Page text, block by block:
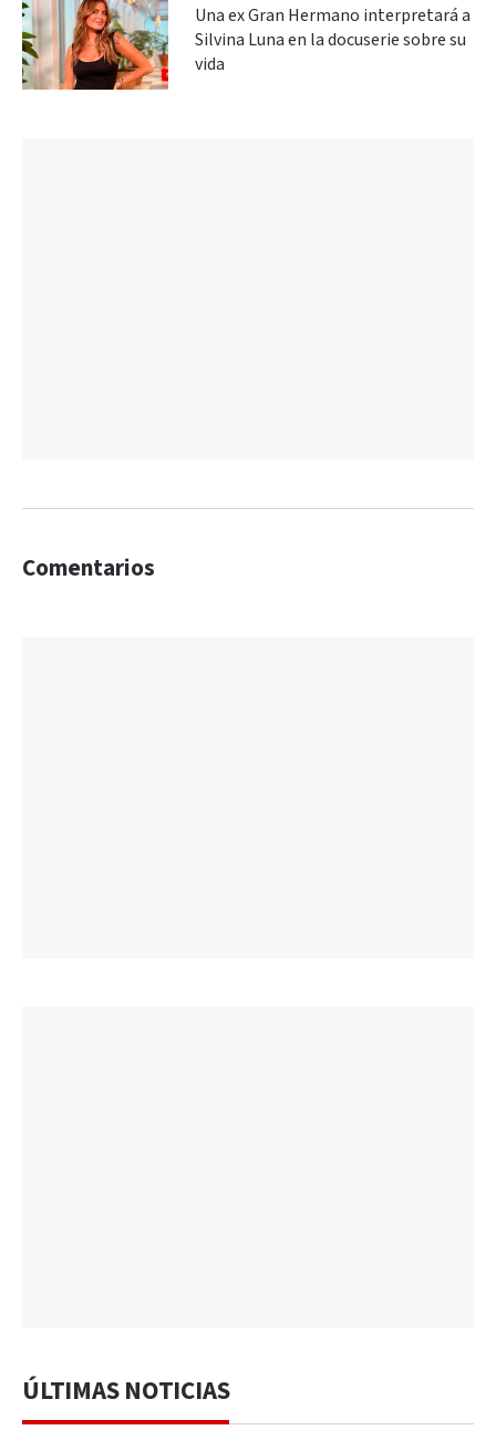
Una ex Gran Hermano interpretará a
Silvina Luna en la docuserie sobre su
vida
Comentarios
ÚLTIMAS NOTICIAS